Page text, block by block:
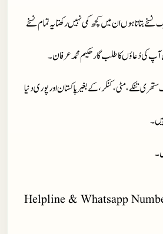
بتاتا ہوں ان میں کچھ کمی نہیں رکھتا یہ تمام نسخے
کی دُعاؤں کا طلب گار حکیم محمد عرفان۔
تنکے، مٹی، کنکر، کے بغیر پاکستان اور پوری دنیا
Helpline & Whatsapp